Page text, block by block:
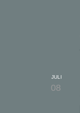
JULI
08